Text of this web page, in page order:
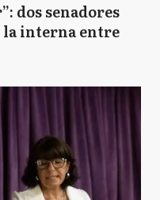
dos senadores
la interna entre